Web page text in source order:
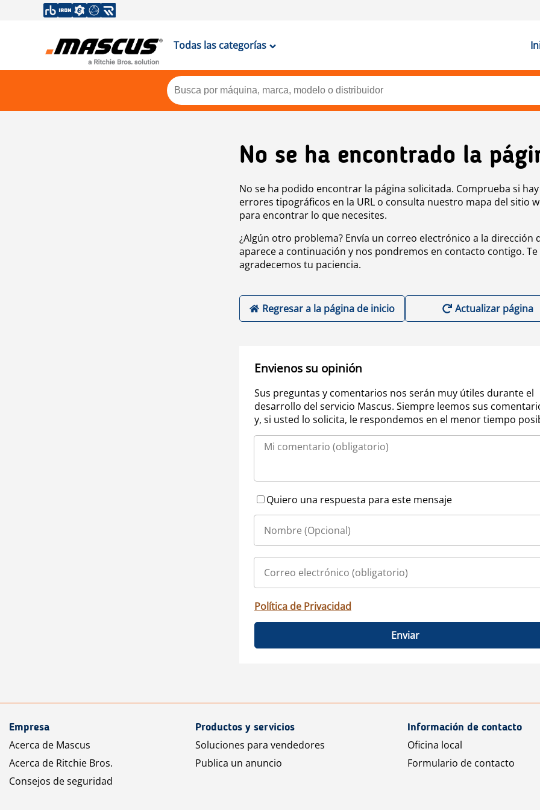
Todas las categorías
No se ha encontrado la
No se ha podido encontrar la página solicitada. Comprueba si hay
errores tipográficos en la URL o consulta nuestro mapa del sitio
para encontrar lo que necesites.
¿Algún otro problema? Envía un correo electrónico a la dirección
aparece a continuación y nos pondremos en contacto contigo. Te
agradecemos tu paciencia.
Regresar a la página de inicio Actualizar página
Envienos su opinión
Sus preguntas y comentarios nos serán muy útiles durante el
desarrollo del servicio Mascus. Siempre leemos sus
y, si usted lo solicita, le respondemos en el menor tiempo
Quiero una respuesta para este mensaje
Política de Privacidad
Enviar
Empresa
Acerca de Mascus
Acerca de Ritchie Bros.
Consejos de seguridad
Productos y servicios
Soluciones para vendedores
Publica un anuncio
Información de contacto
Oficina local
Formulario de contacto